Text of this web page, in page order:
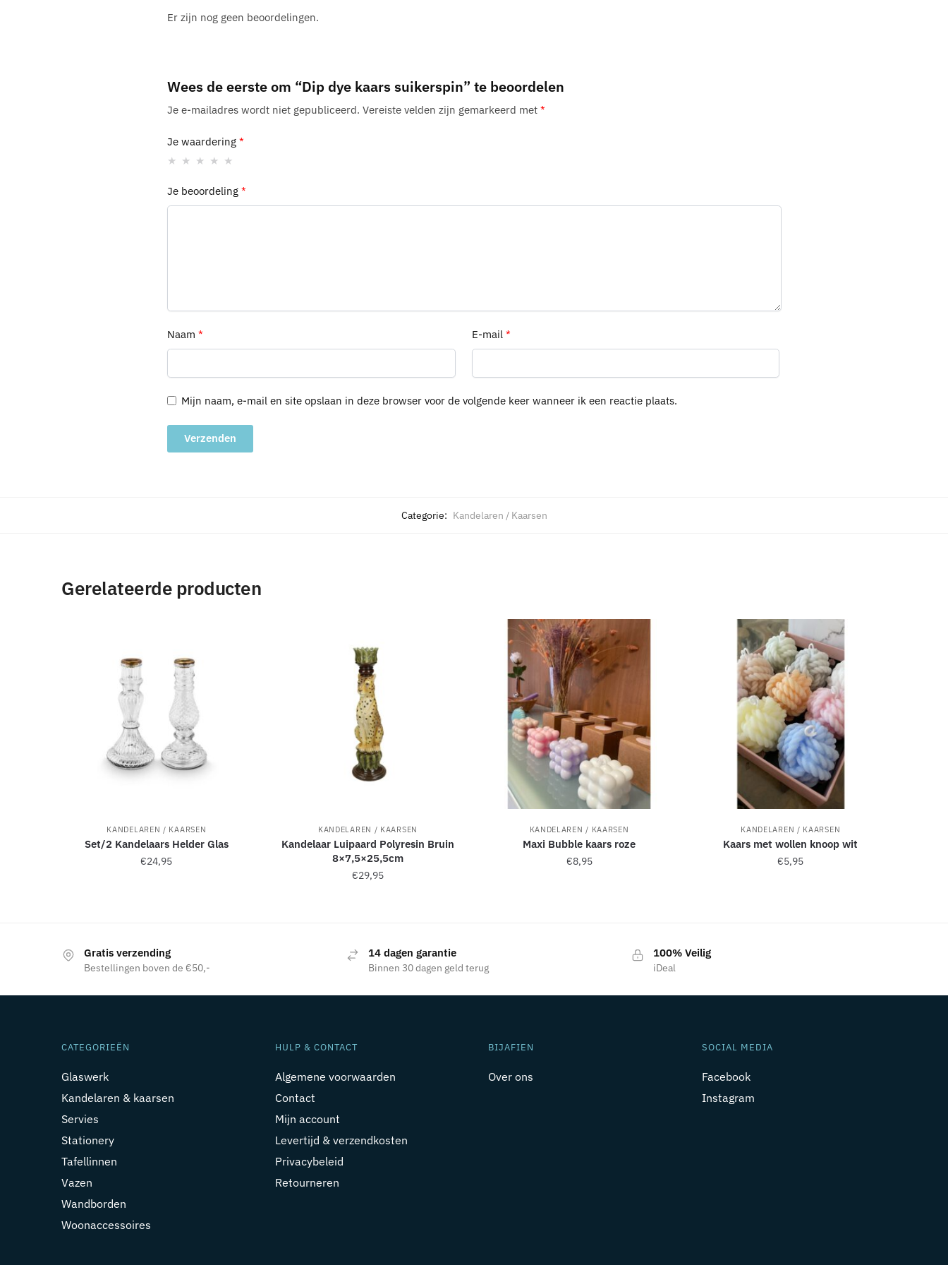
Er zijn nog geen beoordelingen.
Wees de eerste om “Dip dye kaars suikerspin” te beoordelen
Je e-mailadres wordt niet gepubliceerd. Vereiste velden zijn gemarkeerd met *
Je waardering *
Je beoordeling *
Naam * E-mail*
Mijn naam, e-mail en site opslaan in deze browser voor de volgende keer wanneer ik een reactie plaats.
t
Categorie: Kandelaren / Kaarsen
Gerelateerde producten
KANDELAREN / KAARSEN
Set/2 Kandelaars Helder Glas
€24,95
KANDELAREN / KAARSEN
Kandelaar Luipaard Polyresin Bruin
8×7,5×25,5cm
€29,95
KANDELAREN / KAARSEN
Maxi Bubble kaars roze
€8,95
KANDELAREN / KAARSEN
Kaars met wollen knoop wit
€5,95
Gratis verzending
Bestellingen boven de €50,-
14 dagen garantie
Binnen 30 dagen geld terug
100% Veilig
iDeal
CATEGORIEËN
Glaswerk
Kandelaren & kaarsen
Servies
Stationery
Tafellinnen
Vazen
Wandborden
Woonaccessoires
HULP & CONTACT
Algemene voorwaarden
Contact
Mijn account
Levertijd & verzendkosten
Privacybeleid
Retourneren
BIJAFIEN
Over ons
SOCIAL MEDIA
Facebook
Instagram